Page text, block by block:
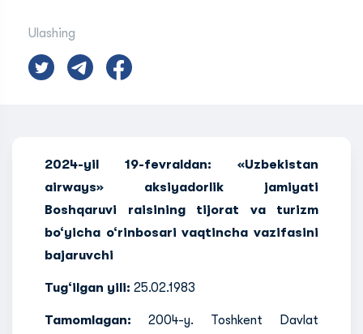
Ulashing
2024-yil 19-fevraldan: «Uzbekistan
airways» aksiyadorlik jamiyati
Boshqaruvi raisining tijorat va turizm
bo‘yicha o‘rinbosari vaqtincha vazifasini
bajaruvchi
Tug‘ilgan yili: 25.02.1983
Tamomlagan: 2004-y. Toshkent Davlat